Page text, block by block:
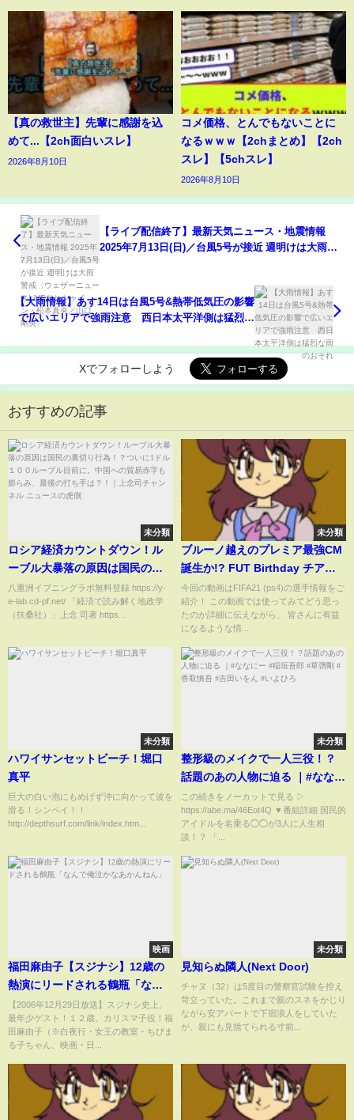
【真の救世主】先輩に感謝を込
めて...【2ch面白いスレ】
2026年8月10日
コメ価格、とんでもないことに
なるｗｗｗ【2chまとめ】【2ch
スレ】【5chスレ】
2026年8月10日
【ライブ配信終了】最新天気ニュース・地震情報
2025年7月13日(日)／台風5号が接近 週明けは大雨警
【大雨情報】あす14日は台風5号&熱帯低気圧の影響
で広いエリアで強雨注意 西日本太平洋側は猛烈な
Xでフォローしよう
おすすめの記事
未分類
ロシア経済カウントダウン！ル
ーブル大暴落の原因は国民の裏
切り行為！？ついに1ドル１００
ルーブル目前に。中国への貿易
赤字も膨らみ、最後の打ち手
ースの虎側
八重洲イブニングラボ無料登録 https://y-
e-lab.cd-pf.net/ 「経済で読み解く地政学
（扶桑社）」上念 司著 https...
未分類
ブルーノ越えのプレミア最強CM
誕生か!? FUT Birthday チアゴ
プレーヤー レビュー【FIFA21
UT(Ultimate Team)】
今回の動画はFIFA21 (ps4)の選手情報をご
紹介！ この動画では使ってみてどう思っ
たのか詳細に伝えながら、 皆さんに有益
になるような情...
未分類
ハワイサンセットビーチ！堀口
真平
巨大の白い泡にもめげず沖に向かって波を
滑る！シンペイ！！
http://depthsurf.com/link/index.htm...
未分類
整形級のメイクで一人三役！？
話題のあの人物に迫る ｜#ななに
ー #稲垣吾郎 #草彅剛 #香取慎吾
#吉田いをん #いよひろ
この続きをノーカットで見る ▷
https://abe.ma/46Eot4Q ▼番組詳細 国民的
アイドルを名乗る◯◯が3人に人生相
談！？ 「...
映画
福田麻由子【スジナシ】12歳の
熱演にリードされる鶴瓶「なん
で俺泣かなあかんねん」
【2006年12月29日放送】スジナシ史上、
最年少ゲスト！１２歳、カリスマ子役！福
田麻由子（※白夜行・女王の教室・ちびま
る子ちゃん、映画・日...
未分類
見知らぬ隣人(Next Door)
チャヌ（32）は5度目の警察官試験を控え
苛立っていた。これまで親のスネをかじり
ながら安アパートで下宿浪人をしていた
が、親にも見捨てられる寸前...